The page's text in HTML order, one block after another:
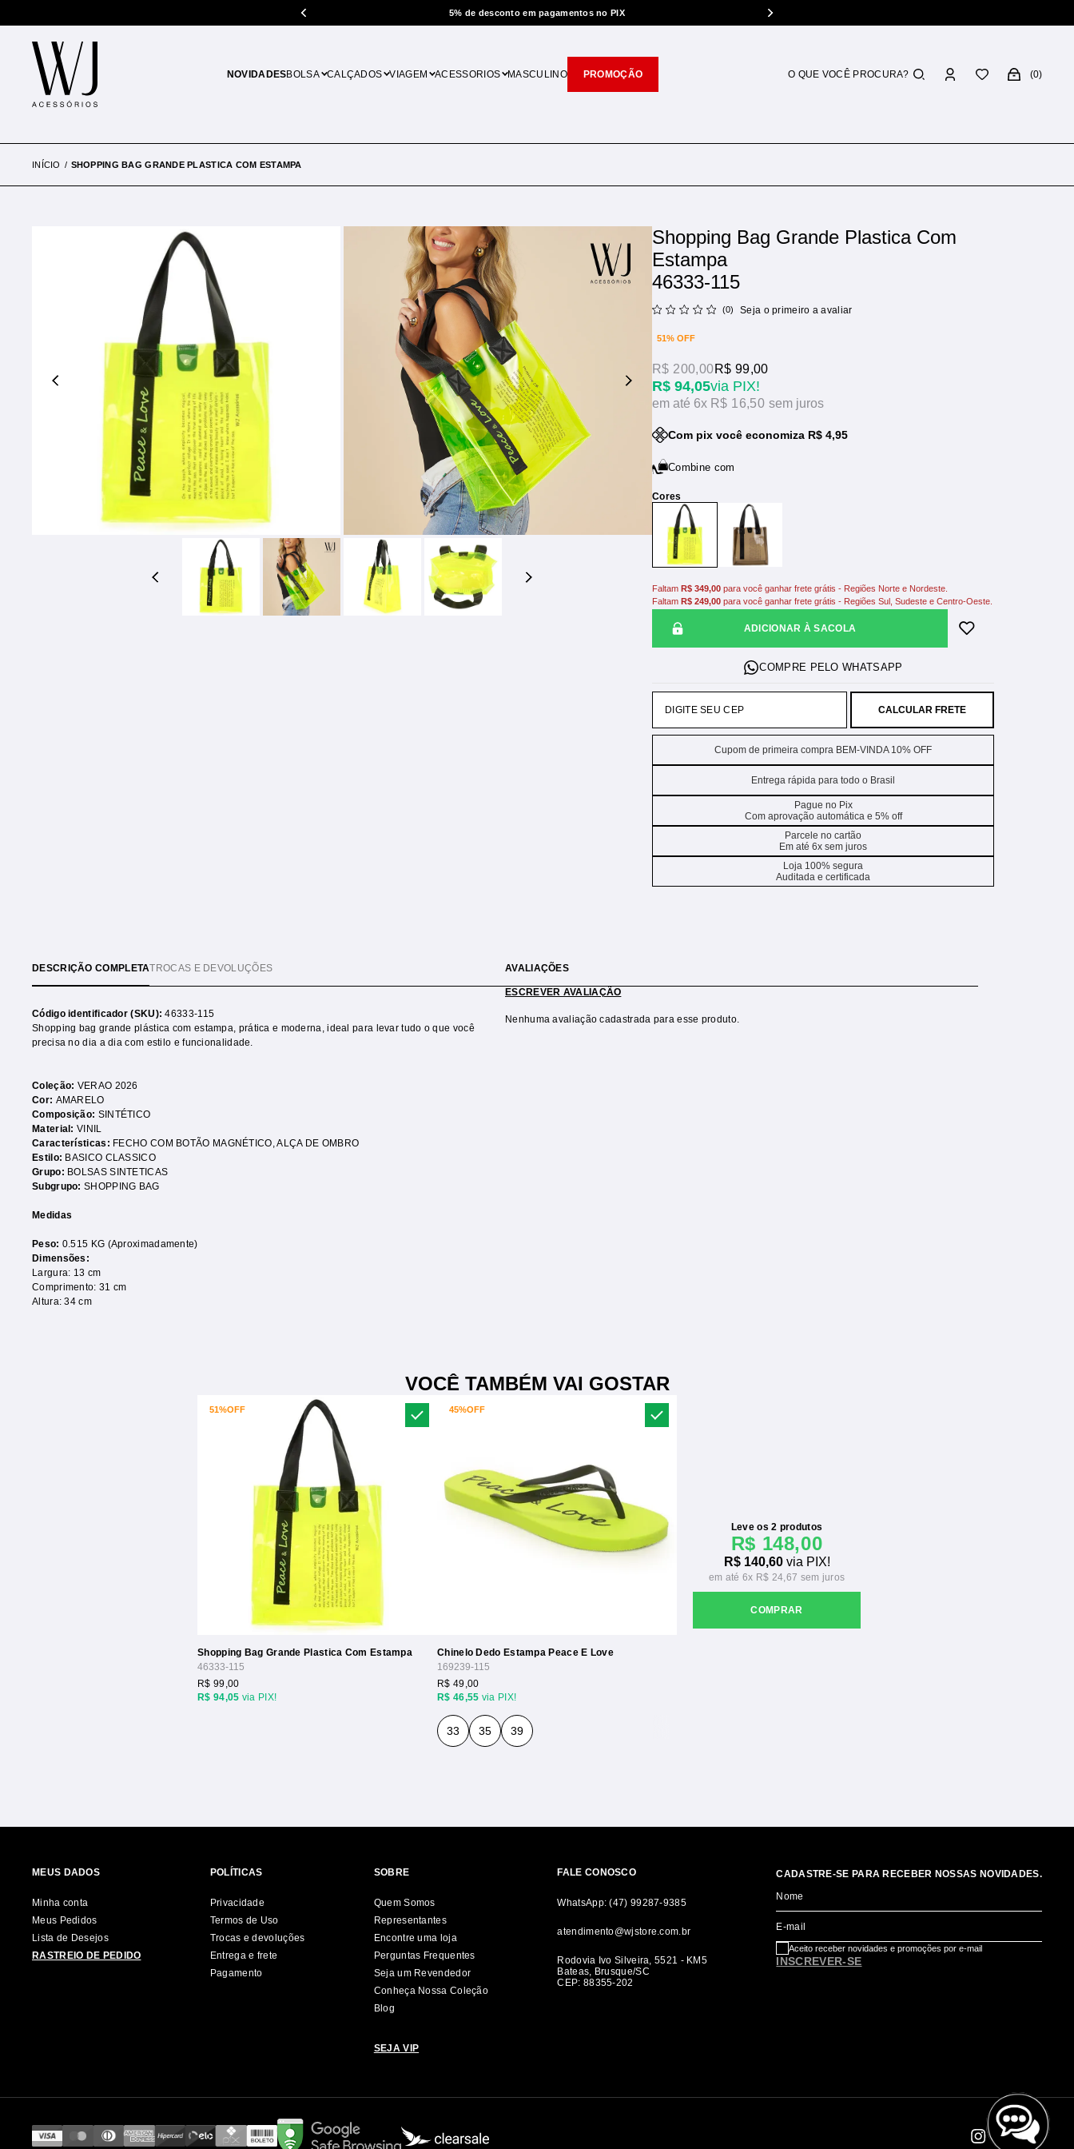
5% de desconto em pagamentos no PIX
NOVIDADESBOLSA CALÇADOS VIAGEM ACESSORIOS MASCULINO PROMOÇÃO 0
INÍCIO SHOPPING BAG GRANDE PLASTICA COM ESTAMPA
Shopping Bag Grande Plastica Com
Estampa
46333-115
(0) Seja o primeiro a avaliar
51% OFF
R$ 94,05via PIX!
R$ 200,00R$ 99,00
6x R$ 16,50 sem juros
Com pix você economiza R$ 4,95
Combine com
ADICIONAR À SACOLA
Faltam R$ 349,00 para você ganhar frete grátis - Regiões Norte e Nordeste.
Faltam R$ 249,00 para você ganhar frete grátis - Regiões Sul, Sudeste e Centro-Oeste.
CALCULAR FRETE
Cupom de primeira compra BEM-VINDA 10% OFF
Entrega rápida para todo o Brasil
Pague no Pix
Com aprovação automática e 5% off
Parcele no cartão
Em até 6x sem juros
Loja 100% segura
Auditada e certificada
DESCRIÇÃO COMPLETATROCAS E DEVOLUÇÕES
Código identificador (SKU): 46333-115
Shopping bag grande plástica com estampa, prática e moderna, ideal para levar tudo o que você
precisa no dia a dia com estilo e funcionalidade.
Coleção: VERAO 2026
Cor: AMARELO
Composição: SINTÉTICO
Material: VINIL
Características: FECHO COM BOTÃO MAGNÉTICO,ALÇA DE OMBRO
Estilo: BASICO CLASSICO
Grupo: BOLSAS SINTETICAS
Subgrupo: SHOPPING BAG
Medidas
Peso: 0.515 KG (Aproximadamente)
Dimensões:
Largura: 13 cm
Comprimento: 31 cm
Altura: 34 cm
AVALIAÇÕES
ESCREVER AVALIAÇÃO
Nenhuma avaliação cadastrada para esse produto.
VOCÊ TAMBÉM VAI GOSTAR
51%OFF
Shopping Bag Grande Plastica Com Estampa
46333-115
R$ 94,05 via PIX!
R$ 99,00
45%OFF
Chinelo Dedo Estampa Peace E Love
169239-115
R$ 46,55 via PIX!
R$ 49,00
33 35 39
Leve os 2 produtos
R$ 148,00
R$ 140,60via PIX!
6x R$ 24,67
MEUS DADOS
Minha conta
Meus Pedidos
Lista de Desejos
RASTREIO DE PEDIDO
POLÍTICAS
Privacidade
Termos de Uso
Trocas e devoluções
Entrega e frete
Pagamento
SOBRE
Quem Somos
Representantes
Encontre uma loja
Perguntas Frequentes
Seja um Revendedor
Conheça Nossa Coleção
Blog
SEJA VIP
FALE CONOSCO
WhatsApp: (47) 99287-9385
atendimento@wjstore.com.br
Rodovia Ivo Silveira, 5521 - KM5
Bateas, Brusque/SC
CEP: 88355-202
CADASTRE-SE PARA RECEBER NOSSAS NOVIDADES.
Nome
E-mail
INSCREVER-SE
Aceito receber novidades e promoções por e-mail